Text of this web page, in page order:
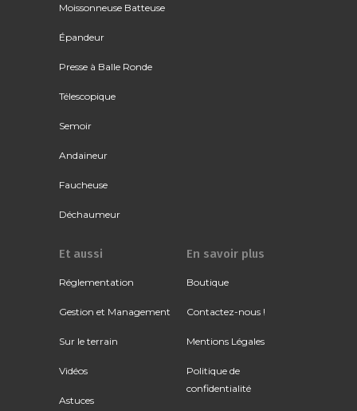
Moissonneuse Batteuse
Épandeur
Presse à Balle Ronde
Télescopique
Semoir
Andaineur
Faucheuse
Déchaumeur
Et aussi
Réglementation
Gestion et Management
Sur le terrain
Vidéos
Astuces
En savoir plus
Boutique
Contactez-nous !
Mentions Légales
Politique de
confidentialité